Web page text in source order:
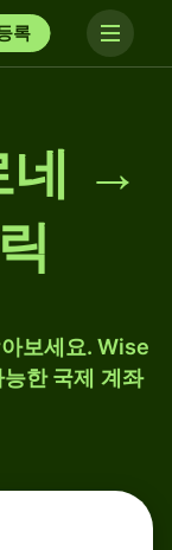
록
네 →
보세요. Wise
한 국제 계좌